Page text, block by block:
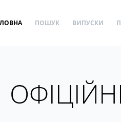
ПОШУК ВИПУСКИ